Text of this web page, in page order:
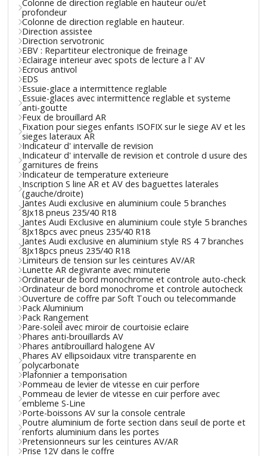
Colonne de direction reglable en hauteur ou/et
profondeur
Colonne de direction reglable en hauteur.
Direction assistee
Direction servotronic
EBV : Repartiteur electronique de freinage
Eclairage interieur avec spots de lecture a l' AV
Ecrous antivol
EDS
Essuie-glace a intermittence reglable
Essuie-glaces avec intermittence reglable et systeme
anti-goutte
Feux de brouillard AR
Fixation pour sieges enfants ISOFIX sur le siege AV et les
sieges lateraux AR
Indicateur d' intervalle de revision
Indicateur d' intervalle de revision et controle d usure des
garnitures de freins
Indicateur de temperature exterieure
Inscription S line AR et AV des baguettes laterales
(gauche/droite)
Jantes Audi exclusive en aluminium coule 5 branches
8Jx18 pneus 235/40 R18
Jantes Audi Exclusive en aluminium coule style 5 branches
8Jx18pcs avec pneus 235/40 R18
Jantes Audi exclusive en aluminium style RS 4 7 branches
8Jx18pcs pneus 235/40 R18
Limiteurs de tension sur les ceintures AV/AR
Lunette AR degivrante avec minuterie
Ordinateur de bord monochrome et controle auto-check
Ordinateur de bord monochrome et controle autocheck
Ouverture de coffre par Soft Touch ou telecommande
Pack Aluminium
Pack Rangement
Pare-soleil avec miroir de courtoisie eclaire
Phares anti-brouillards AV
Phares antibrouillard halogene AV
Phares AV ellipsoidaux vitre transparente en
polycarbonate
Plafonnier a temporisation
Pommeau de levier de vitesse en cuir perfore
Pommeau de levier de vitesse en cuir perfore avec
embleme S-Line
Porte-boissons AV sur la console centrale
Poutre aluminium de forte section dans seuil de porte et
renforts aluminium dans les portes
Pretensionneurs sur les ceintures AV/AR
Prise 12V dans le coffre